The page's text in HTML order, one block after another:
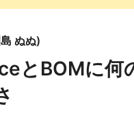
ぬぬ)
とBOMに何